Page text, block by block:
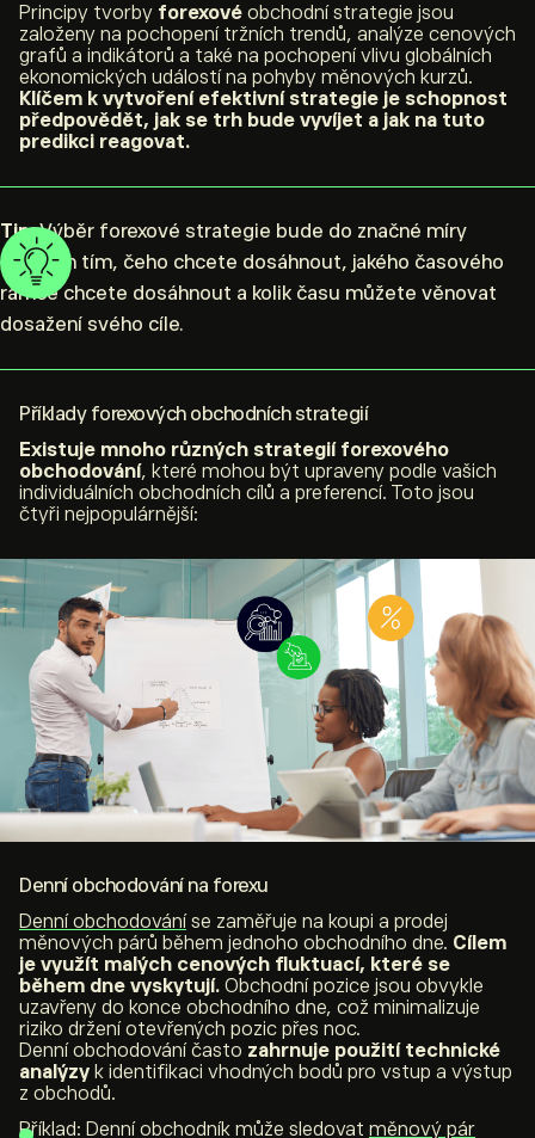
Principy tvorby forexové obchodní strategie jsou
založeny na pochopení tržních trendů, analýze cenových
grafů a indikátorů a také na pochopení vlivu globálních
ekonomických událostí na pohyby měnových kurzů.
Klíčem k vytvoření efektivní strategie je schopnost
předpovědět, jak se trh bude vyvíjet a jak na tuto
predikci reagovat.
Tip:Výběr forexové strategie bude do značné míry
ovlivněn tím, čeho chcete dosáhnout, jakého časového
rámce chcete dosáhnout a kolik času můžete věnovat
dosažení svého cíle.
Příklady forexových obchodních strategií
Existuje mnoho různých strategií forexového
obchodování, které mohou být upraveny podle vašich
individuálních obchodních cílů a preferencí. Toto jsou
čtyři nejpopulárnější:
Denní obchodování na forexu
Denní obchodováníse zaměřuje na koupi a prodej
měnových párů během jednoho obchodního dne. Cílem
je využít malých cenových fluktuací, které se
během dne vyskytují. Obchodní pozice jsou obvykle
uzavřeny do konce obchodního dne, což minimalizuje
riziko držení otevřených pozic přes noc.
Denní obchodování často zahrnuje použití technické
analýzy k identifikaci vhodných bodů pro vstup a výstup
z obchodů.
Příklad: Denní obchodník může sledovat měnový pár